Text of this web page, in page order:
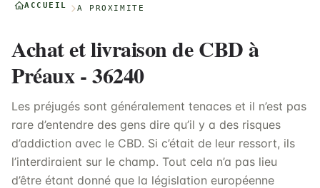
ACCUEIL À PROXIMITÉ
Achat et livraison de CBD à
Préaux - 36240
Les préjugés sont généralement tenaces et il n’est pas
rare d’entendre des gens dire qu’il y a des risques
d’addiction avec le CBD. Si c’était de leur ressort, ils
l’interdiraient sur le champ. Tout cela n’a pas lieu
d’être étant donné que la législation européenne